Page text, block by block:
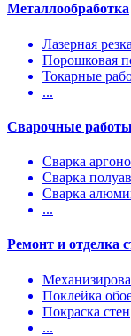
Металлообработка
Лазерная
Порошковая
Токарные
...
Сварочные работы
Сварка
Сварка
Сварка
...
Ремонт и отделка
Поклейка
Покраска стен
...